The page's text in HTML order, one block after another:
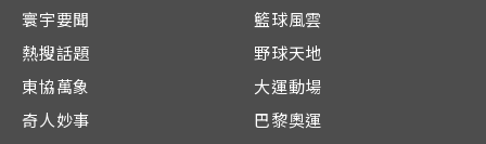
寰宇要聞
熱搜話題
東協萬象
奇人妙事
籃球風雲
野球天地
大運動場
巴黎奧運